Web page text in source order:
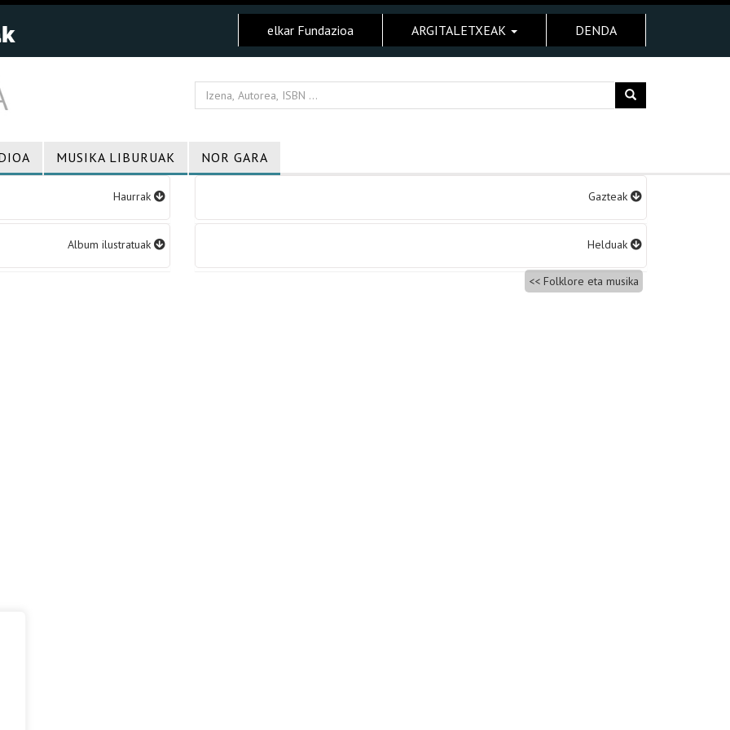
elkar Fundazioa ARGITALETXEAK DENDA
MUSIKA LIBURUAK NOR GARA
Haurrak Gazteak
Album ilustratuak Helduak
Folklore eta musika